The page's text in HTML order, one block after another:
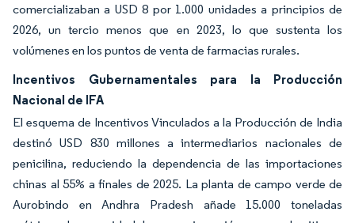
comercializaban a USD 8 por 1.000 unidades a principios de
2026, un tercio menos que en 2023, lo que sustenta los
volúmenes en los puntos de venta de farmacias rurales.
Incentivos Gubernamentales para la Producción
Nacional de IFA
El esquema de Incentivos Vinculados a la Producción de India
destinó USD 830 millones a intermediarios nacionales de
penicilina, reduciendo la dependencia de las importaciones
chinas al 55% a finales de 2025. La planta de campo verde de
Aurobindo en Andhra Pradesh añade 15.000 toneladas